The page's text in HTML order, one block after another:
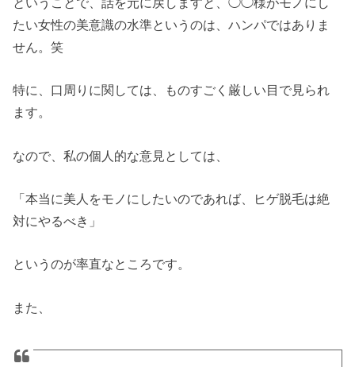
たい女性の美意識の水準というのは、ハンパではありま
せん。笑
特に、口周りに関しては、ものすごく厳しい目で見られ
ます。
なので、私の個人的な意見としては、
「本当に美人をモノにしたいのであれば、ヒゲ脱毛は絶
対にやるべき」
というのが率直なところです。
また、